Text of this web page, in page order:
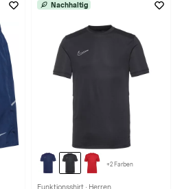
Nachhaltig
+2 Farben
Funktionsshirt · Herren